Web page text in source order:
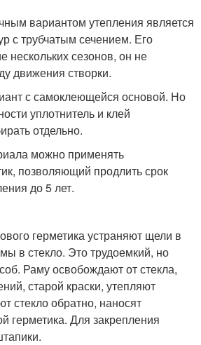
вариантом утепления является
с трубчатым сечением. Его
нескольких сезонов, он не
движения створки.
с самоклеющейся основой. Но
уплотнитель и клей
отдельно.
можно применять
позволяющий продлить срок
до 5 лет.
герметика устраняют щели в
в стекло. Это трудоемкий, но
Раму освобождают от стекла,
старой краски, утепляют
стекло обратно, наносят
герметика. Для закрепления